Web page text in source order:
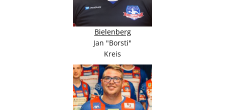
Bielenberg
Jan "Borsti"
Kreis